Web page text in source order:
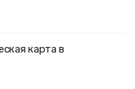
карта в